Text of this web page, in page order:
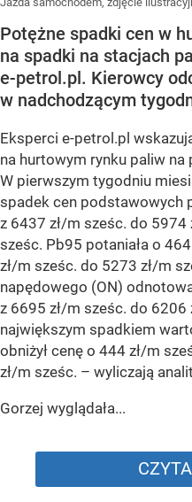
Potężne spadki cen w
na spadki na stacjach
e-petrol.pl. Kierowcy
w nadchodzącym
Eksperci e-petrol.pl
na hurtowym rynku paliw na
W pierwszym tygodniu
spadek cen podstawowych
z 6437 zł/m sześc. do 5974
sześc. Pb95 potaniała o
zł/m sześc. do 5273 zł/m
napędowego (ON)
z 6695 zł/m sześc. do 6206
największym spadkiem
obniżył cenę o 444 zł/m
zł/m sześc. – wyliczają
Gorzej wyglądała...